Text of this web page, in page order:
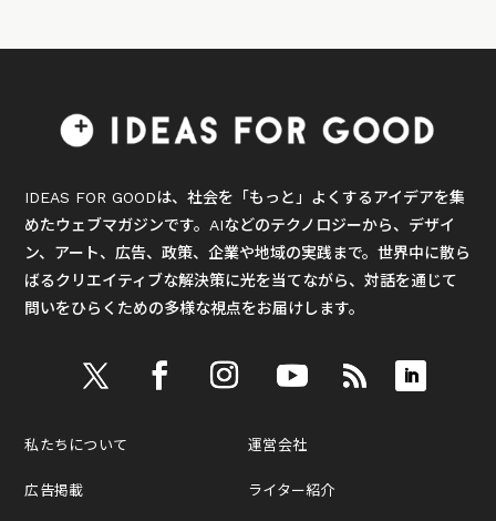
IDEAS FOR GOODは、社会を「もっと」よくするアイデアを集
めたウェブマガジンです。AIなどのテクノロジーから、デザイ
ン、アート、広告、政策、企業や地域の実践まで。世界中に散ら
ばるクリエイティブな解決策に光を当てながら、対話を通じて
問いをひらくための多様な視点をお届けします。
私たちについて
広告掲載
運営会社
ライター紹介